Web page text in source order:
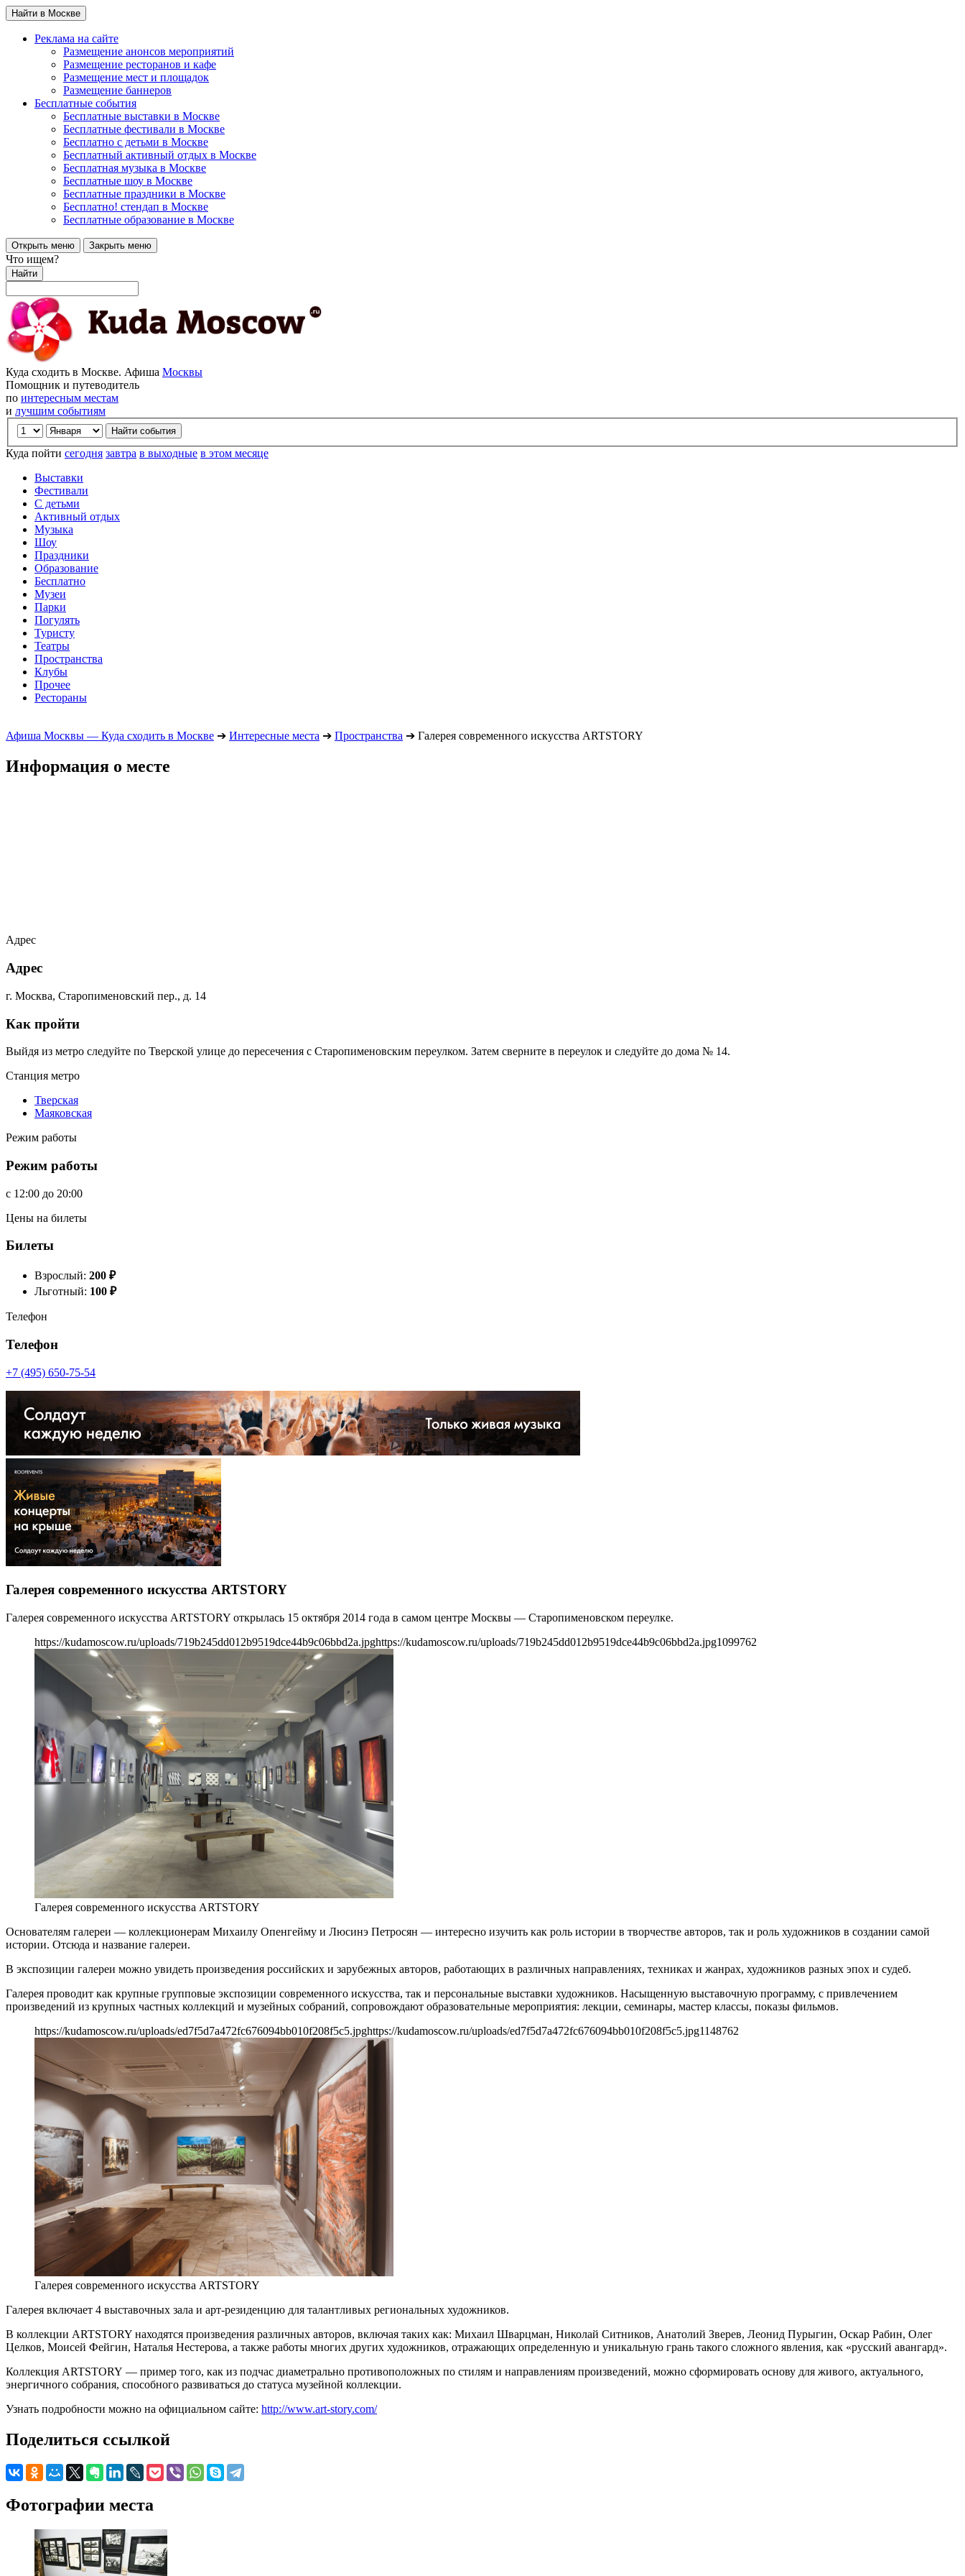
Найти в Москве
Реклама на сайте
Размещение анонсов мероприятий
Размещение ресторанов и кафе
Размещение мест и площадок
Размещение баннеров
Бесплатные события
Бесплатные выставки в Москве
Бесплатные фестивали в Москве
Бесплатно с детьми в Москве
Бесплатный активный отдых в Москве
Бесплатная музыка в Москве
Бесплатные шоу в Москве
Бесплатные праздники в Москве
Бесплатно! стендап в Москве
Бесплатные образование в Москве
Открыть меню Закрыть меню
Что ищем?
Найти
Куда сходить в Москве. Афиша Москвы
Помощник и путеводитель
по интересным местам
и лучшим событиям
Куда пойти сегодня завтра в выходные в этом месяце
Выставки
Фестивали
С детьми
Активный отдых
Музыка
Шоу
Праздники
Образование
Бесплатно
Музеи
Парки
Погулять
Туристу
Театры
Пространства
Клубы
Прочее
Рестораны
Афиша Москвы — Куда сходить в Москве ➔ Интересные места ➔ Пространства ➔ Галерея современного искусства ARTSTORY
Информация о месте
Адрес
Адрес
г. Москва, Старопименовский пер., д. 14
Как пройти
Выйдя из метро следуйте по Тверской улице до пересечения с Старопименовским переулком. Затем сверните в переулок и следуйте до дома № 14.
Станция метро
Тверская
Маяковская
Режим работы
Режим работы
c 12:00 до 20:00
Цены на билеты
Билеты
Взрослый: 200 ₽
Льготный: 100 ₽
Телефон
Телефон
+7 (495) 650-75-54
Галерея современного искусства ARTSTORY
Галерея современного искусства ARTSTORY открылась 15 октября 2014 года в самом центре Москвы — Старопименовском переулке.
https://kudamoscow.ru/uploads/719b245dd012b9519dce44b9c06bbd2a.jpghttps://kudamoscow.ru/uploads/719b245dd012b9519dce44b9c06bbd2a.jpg1099762
Галерея современного искусства ARTSTORY
Основателям галереи — коллекционерам Михаилу Опенгейму и Люсинэ Петросян — интересно изучить как роль истории в творчестве авторов, так и роль художников в создании самой
истории. Отсюда и название галереи.
В экспозиции галереи можно увидеть произведения российских и зарубежных авторов, работающих в различных направлениях, техниках и жанрах, художников разных эпох и судеб.
Галерея проводит как крупные групповые экспозиции современного искусства, так и персональные выставки художников. Насыщенную выставочную программу, с привлечением
произведений из крупных частных коллекций и музейных собраний, сопровождают образовательные мероприятия: лекции, семинары, мастер классы, показы фильмов.
https://kudamoscow.ru/uploads/ed7f5d7a472fc676094bb010f208f5c5.jpghttps://kudamoscow.ru/uploads/ed7f5d7a472fc676094bb010f208f5c5.jpg1148762
Галерея современного искусства ARTSTORY
Галерея включает 4 выставочных зала и арт-резиденцию для талантливых региональных художников.
В коллекции ARTSTORY находятся произведения различных авторов, включая таких как: Михаил Шварцман, Николай Ситников, Анатолий Зверев, Леонид Пурыгин, Оскар Рабин, Олег
Целков, Моисей Фейгин, Наталья Нестерова, а также работы многих других художников, отражающих определенную и уникальную грань такого сложного явления, как «русский авангард».
Коллекция ARTSTORY — пример того, как из подчас диаметрально противоположных по стилям и направлениям произведений, можно сформировать основу для живого, актуального,
энергичного собрания, способного развиваться дo статуса музейной коллекции.
Узнать подробности можно на официальном сайте: http://www.art-story.com/
Поделиться ссылкой
Фотографии места